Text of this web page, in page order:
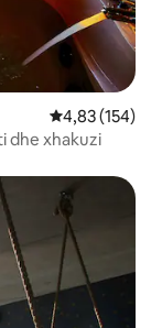
Vlerësimi
4,83 (154)
dhe xhakuzi